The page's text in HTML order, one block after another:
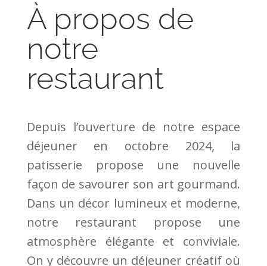
À propos de
notre
restaurant
Depuis l’ouverture de notre espace
déjeuner en octobre 2024, la
patisserie propose une nouvelle
façon de savourer son art gourmand.
Dans un décor lumineux et moderne,
notre restaurant propose une
atmosphère élégante et conviviale.
On y découvre un déjeuner créatif où